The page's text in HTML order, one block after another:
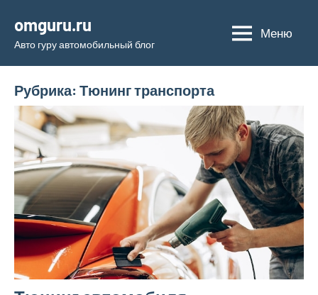
содержимому
omguru.ru
Авто гуру автомобильный блог
Меню
Рубрика: Тюнинг транспорта